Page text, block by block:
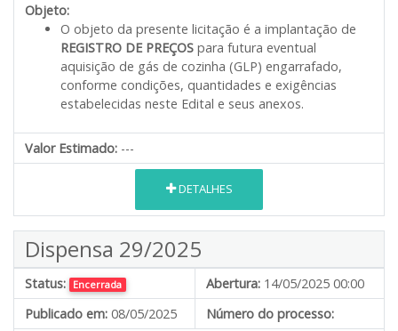
Objeto:
O objeto da presente licitação é a implantação de
REGISTRO DE PREÇOS para futura eventual
aquisição de gás de cozinha (GLP) engarrafado,
conforme condições, quantidades e exigências
estabelecidas neste Edital e seus anexos.
Valor Estimado: ---
DETALHES
Dispensa 29/2025
Status: Encerrada Abertura: 14/05/2025 00:00
Publicado em: 08/05/2025
Número do processo: